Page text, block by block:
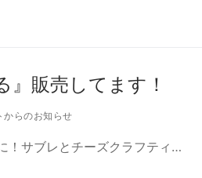
』販売してます！
からのお知らせ
！サブレとチーズクラフティ…